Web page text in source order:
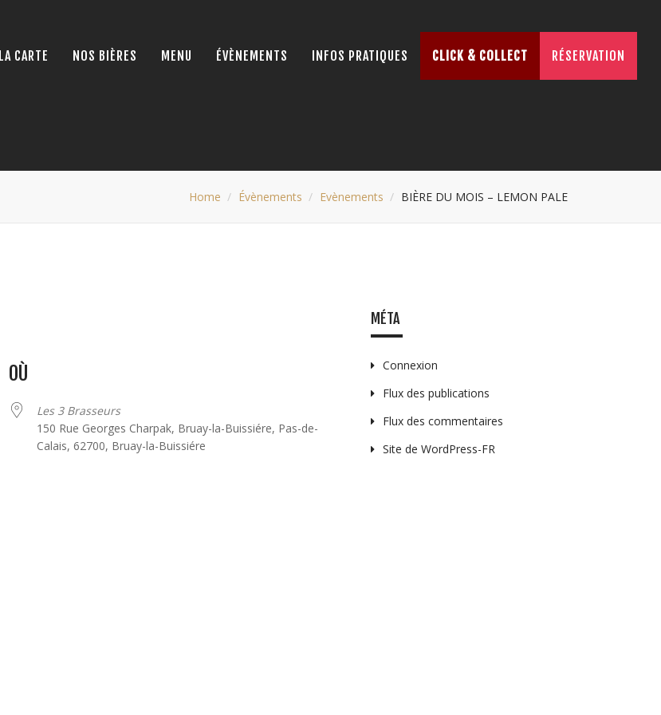
LA CARTE NOS BIÈRES MENU ÉVÈNEMENTS INFOS PRATIQUES CLICK & COLLECT RÉSERVATION
Home Évènements Evènements BIÈRE DU MOIS – LEMON PALE
OÙ
Les 3 Brasseurs
150 Rue Georges Charpak, Bruay-la-Buissiére, Pas-de-
Calais, 62700, Bruay-la-Buissiére
MÉTA
Connexion
Flux des publications
Flux des commentaires
Site de WordPress-FR